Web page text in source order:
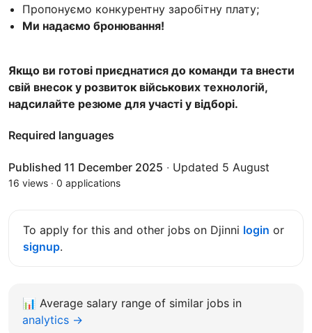
Пропонуємо конкурентну заробітну плату;
Ми надаємо бронювання!
Якщо ви готові приєднатися до команди та внести
свій внесок у розвиток військових технологій,
надсилайте резюме для участі у відборі.
Required languages
Published 11 December 2025 · Updated 5 August
16 views · 0 applications
To apply for this and other jobs on Djinni login or
signup.
📊 Average salary range of similar jobs in
analytics →